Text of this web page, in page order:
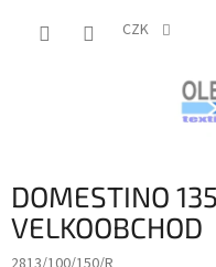
CZK
DOMESTINO
VELKOOBCHOD